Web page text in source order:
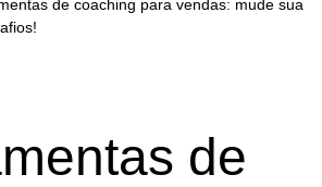
de coaching para vendas: mude sua
de